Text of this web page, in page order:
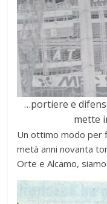
…portiere e
mette
Un ottimo modo per
metà anni novanta
Orte e Alcamo,